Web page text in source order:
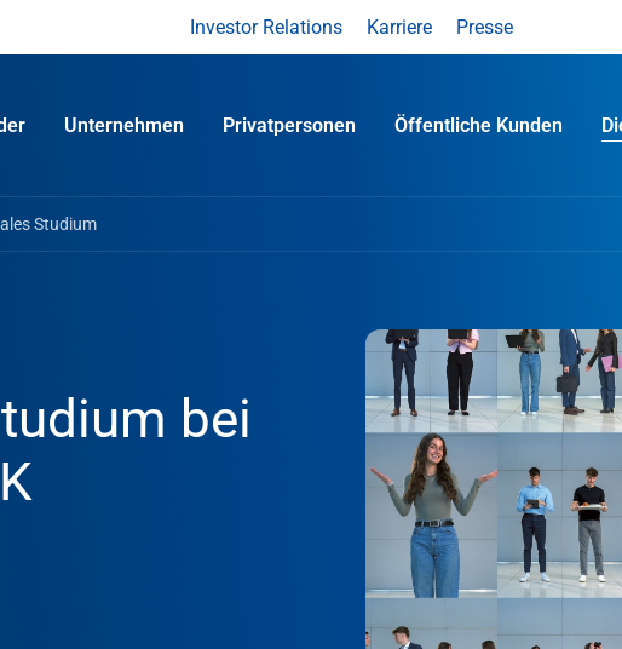
Investor Relations Karriere Presse
Unternehmen Privatpersonen Öffentliche Kunden
Studium
bei